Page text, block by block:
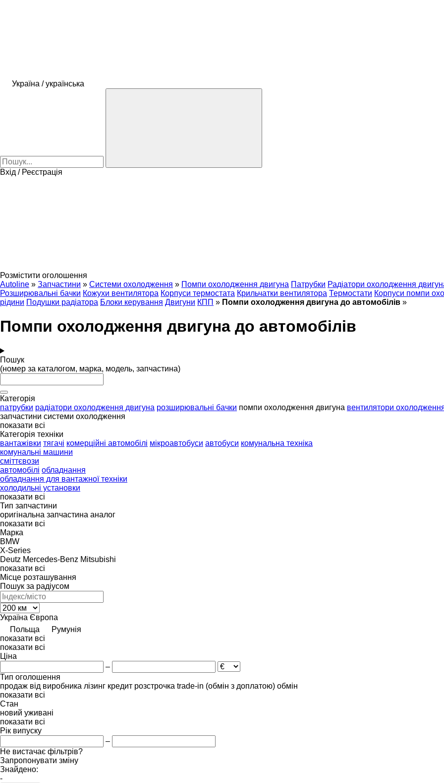
Україна / українська
Вхід / Реєстрація
Розмістити оголошення
Autoline » Запчастини » Системи охолодження » Помпи охолодження двигуна Патрубки Радіатори охолодження
Розширювальні бачки Кожухи вентилятора Корпуси термостата Крильчатки вентилятора Термостати Корпуси помпи
рідини Подушки радіатора Блоки керування Двигуни КПП » Помпи охолодження двигуна до автомобілів »
Помпи охолодження двигуна до автомобілів
Пошук
(номер за каталогом, марка, модель, запчастина)
Категорія
патрубки радіатори охолодження двигуна розширювальні бачки помпи охолодження двигуна вентилятори
запчастини системи охолодження
показати всі
Категорія техніки
вантажівки тягачі комерційні автомобілі мікроавтобуси автобуси комунальна техніка
комунальні машини
сміттєвози
автомобілі обладнання
обладнання для вантажної техніки
холодильні установки
показати всі
Тип запчастини
оригінальна запчастина аналог
показати всі
Марка
BMW
X-Series
Deutz Mercedes-Benz Mitsubishi
показати всі
Місце розташування
Пошук за радіусом
Україна Європа
Польща
Румунія
показати всі
показати всі
Ціна
–
Тип оголошення
продаж від виробника лізинг кредит розстрочка trade-in (обмін з доплатою) обмін
показати всі
Стан
новий уживані
показати всі
Рік випуску
–
Не вистачає фільтрів?
Запропонувати зміну
Знайдено:
-